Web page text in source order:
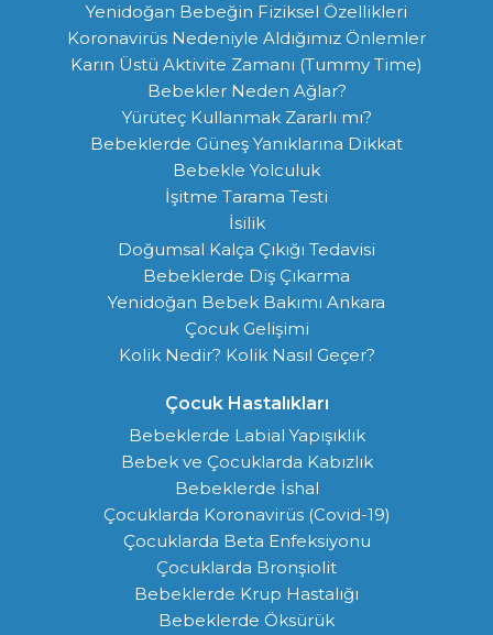
Yenidoğan Bebeğin Fiziksel Özellikleri
Koronavirüs Nedeniyle Aldığımız Önlemler
Karın Üstü Aktivite Zamanı (Tummy Time)
Bebekler Neden Ağlar?
Yürüteç Kullanmak Zararlı mı?
Bebeklerde Güneş Yanıklarına Dikkat
Bebekle Yolculuk
İşitme Tarama Testi
İsilik
Doğumsal Kalça Çıkığı Tedavisi
Bebeklerde Diş Çıkarma
Yenidoğan Bebek Bakımı Ankara
Çocuk Gelişimi
Kolik Nedir? Kolik Nasıl Geçer?
Çocuk Hastalıkları
Bebeklerde Labial Yapışıklık
Bebek ve Çocuklarda Kabızlık
Bebeklerde İshal
Çocuklarda Koronavirüs (Covid-19)
Çocuklarda Beta Enfeksiyonu
Çocuklarda Bronşiolit
Bebeklerde Krup Hastalığı
Bebeklerde Öksürük